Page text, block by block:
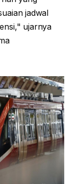
jadwal
ujarnya